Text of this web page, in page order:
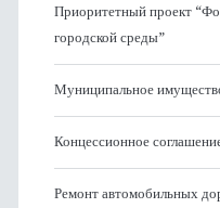
Приоритетный проект
городской среды”
Муниципальное
Концессионное
Ремонт автомобильных